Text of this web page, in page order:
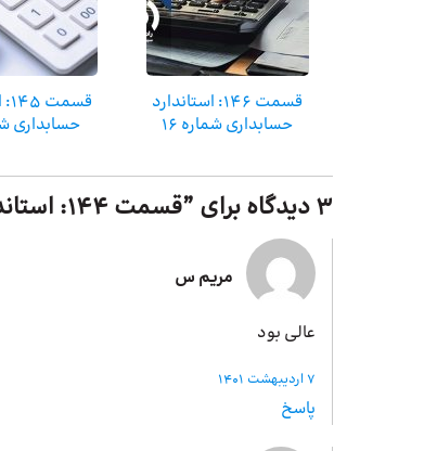
قسمت ۱۴۶: استاندارد
حسابداری شماره ۱۶
حسابداری
3 دیدگاه برای ” قسمت 144: استاندارد حسابداری شماره ۸
مریم س
عالی بود
7 اردیبهشت 1401
پاسخ